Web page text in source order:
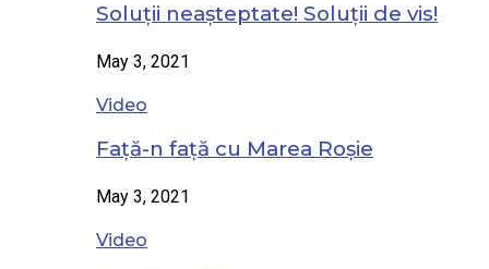
Soluții neașteptate! Soluții de vis!
May 3, 2021
Video
Față-n față cu Marea Roșie
May 3, 2021
Video